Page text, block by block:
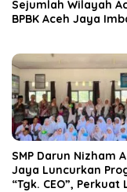
Sejumlah Wilayah
BPBK Aceh Jaya
SMP Darun Nizham
Jaya Luncurkan
“Tgk. CEO”, Perkuat